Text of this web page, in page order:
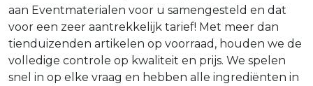
aan Eventmaterialen voor u samengesteld en dat
voor een zeer aantrekkelijk tarief! Met meer dan
tienduizenden artikelen op voorraad, houden we de
volledige controle op kwaliteit en prijs. We spelen
snel in op elke vraag en hebben alle ingrediënten in